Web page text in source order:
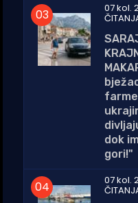
07 kol.
dok
gori!"
07 kol.